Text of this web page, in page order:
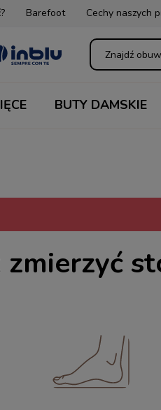
Barefoot Cechy naszych
BUTY DAMSKIE
zmierzyć